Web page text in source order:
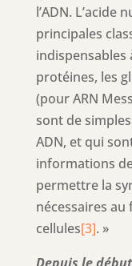
l’ADN. L’acide
principales
indispensables
protéines, les
(pour ARN
sont de
ADN, et qui
informations
permettre la
nécessaires
cellules[3]. »
Depuis le